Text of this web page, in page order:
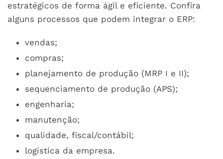
estratégicos de forma ágil e eficiente. Confira
alguns processos que podem integrar o ERP:
vendas;
compras;
planejamento de produção (MRP I e II);
sequenciamento de produção (APS);
engenharia;
manutenção;
qualidade, fiscal/contábil;
logística da empresa.